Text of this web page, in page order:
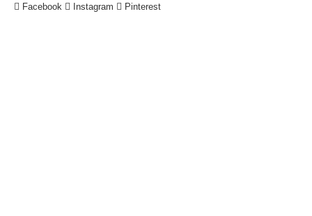
Facebook Instagram Pinterest